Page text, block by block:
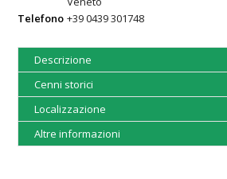
Telefono +39 0439 301748
Descrizione
Cenni storici
Localizzazione
Altre informazioni